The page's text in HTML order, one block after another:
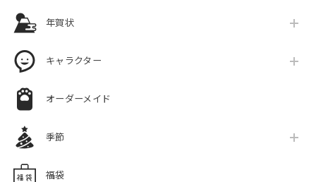
年賀状
キャラクター
オーダーメイド
季節
福袋